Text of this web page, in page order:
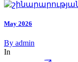
May 2026
By admin
In